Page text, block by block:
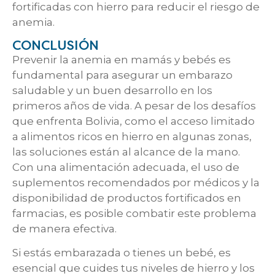
fortificadas con hierro para reducir el riesgo de
anemia.
CONCLUSIÓN
Prevenir la anemia en mamás y bebés es
fundamental para asegurar un embarazo
saludable y un buen desarrollo en los
primeros años de vida. A pesar de los desafíos
que enfrenta Bolivia, como el acceso limitado
a alimentos ricos en hierro en algunas zonas,
las soluciones están al alcance de la mano.
Con una alimentación adecuada, el uso de
suplementos recomendados por médicos y la
disponibilidad de productos fortificados en
farmacias, es posible combatir este problema
de manera efectiva.
Si estás embarazada o tienes un bebé, es
esencial que cuides tus niveles de hierro y los